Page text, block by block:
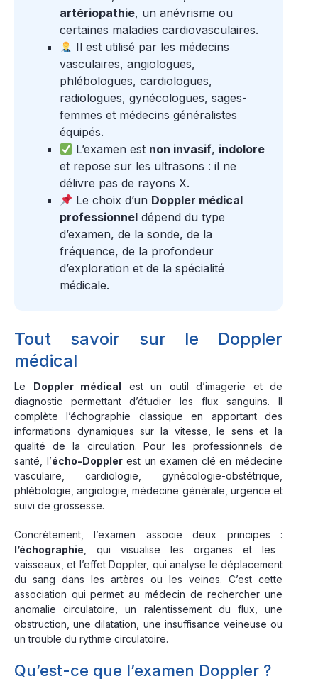
artériopathie, un anévrisme ou
certaines maladies cardiovasculaires.
Il est utilisé par les médecins
vasculaires, angiologues,
phlébologues, cardiologues,
radiologues, gynécologues, sages-
femmes et médecins généralistes
équipés.
L’examen est non invasif, indolore
et repose sur les ultrasons : il ne
délivre pas de rayons X.
Le choix d’un Doppler médical
professionnel dépend du type
d’examen, de la sonde, de la
fréquence, de la profondeur
d’exploration et de la spécialité
médicale.
Tout savoir sur le Doppler
médical
Le Doppler médical est un outil d’imagerie et de
diagnostic permettant d’étudier les flux sanguins. Il
complète l’échographie classique en apportant des
informations dynamiques sur la vitesse, le sens et la
qualité de la circulation. Pour les professionnels de
santé, l’écho-Dopplerest un examen clé en médecine
vasculaire, cardiologie, gynécologie-obstétrique,
phlébologie, angiologie, médecine générale, urgence et
suivi de grossesse.
Concrètement, l’examen associe deux principes :
l’échographie , qui visualise les organes et les
vaisseaux, et l’effet Doppler, qui analyse le déplacement
du sang dans les artères ou les veines. C’est cette
association qui permet au médecin de rechercher une
anomalie circulatoire, un ralentissement du flux, une
obstruction, une dilatation, une insuffisance veineuse ou
un trouble du rythme circulatoire.
Qu’est-ce que l’examen Doppler ?